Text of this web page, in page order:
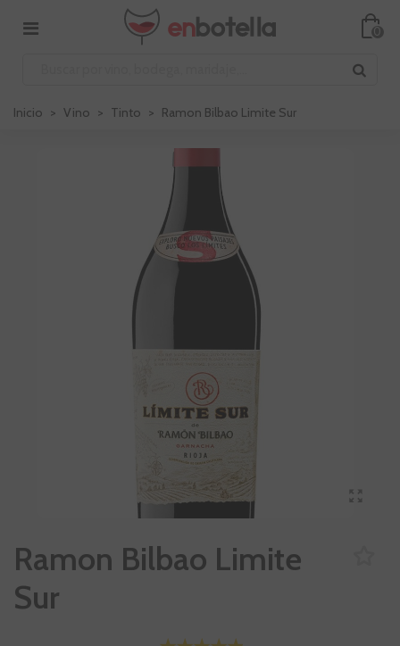
0
Inicio > Vino > Tinto > Ramon Bilbao Limite Sur
Ramon Bilbao Limite
Sur